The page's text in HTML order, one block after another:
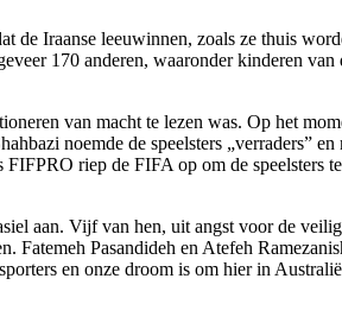
Iraanse leeuwinnen, zoals ze thuis
170 anderen, waaronder kinderen
van macht te lezen was. Op het
noemde de speelsters „verraders”
riep de FIFA op om de speelsters
aan. Vijf van hen, uit angst voor de
Pasandideh en Atefeh
en onze droom is om hier in